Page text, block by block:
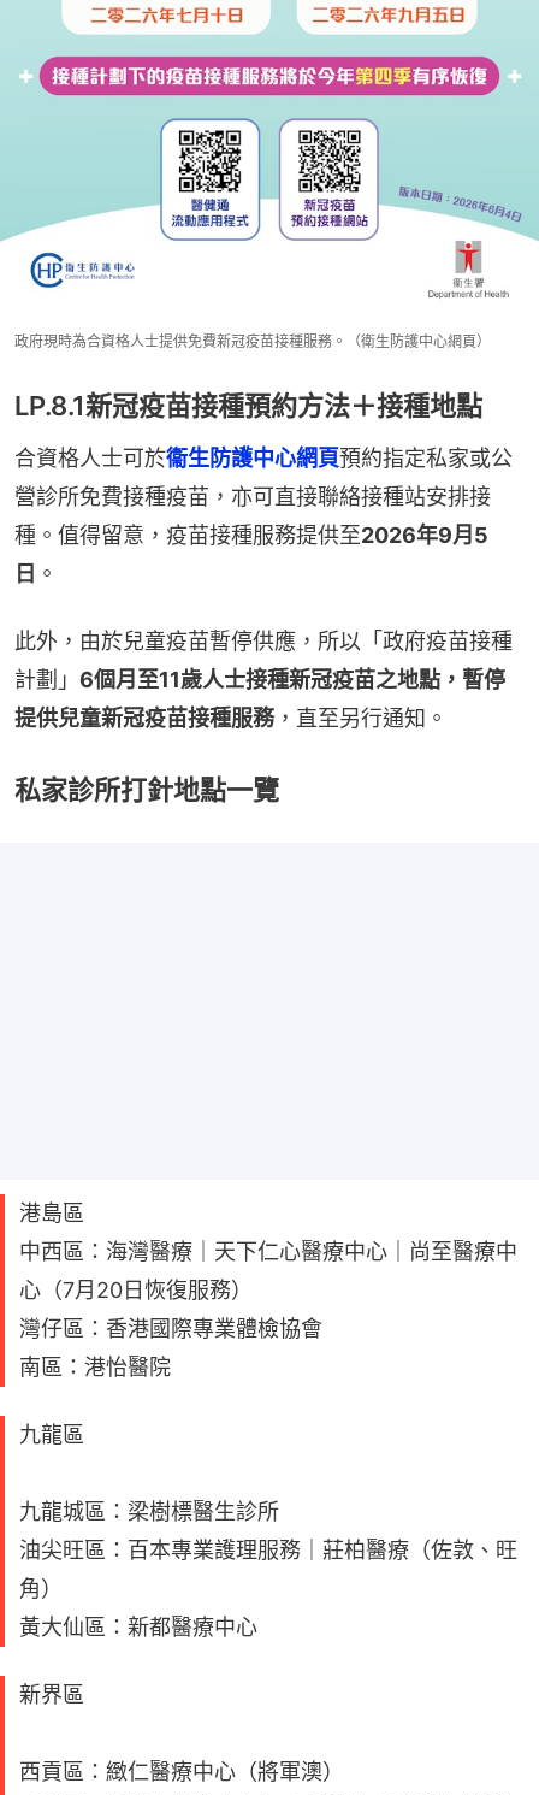
政府現時為合資格人士提供免費新冠疫苗接種服務。（衛生防護中心網頁）
LP.8.1新冠疫苗接種預約方法＋接種地點
合資格人士可於衞生防護中心網頁預約指定私家或公
營診所免費接種疫苗，亦可直接聯絡接種站安排接
種。值得留意，疫苗接種服務提供至2026年9月5
日 。
此外，由於兒童疫苗暫停供應，所以「政府疫苗接種
計劃」 6個月至11歲人士接種新冠疫苗之地點，暫停
提供兒童新冠疫苗接種服務，直至另行通知。
私家診所打針地點一覽
港島區
中西區：海灣醫療｜天下仁心醫療中心｜尚至醫療中
心（7月20日恢復服務）
灣仔區：香港國際專業體檢協會
南區：港怡醫院
九龍區
九龍城區：梁樹標醫生診所
油尖旺區：百本專業護理服務｜莊柏醫療（佐敦、旺
角）
黃大仙區：新都醫療中心
新界區
西貢區：緻仁醫療中心（將軍澳）